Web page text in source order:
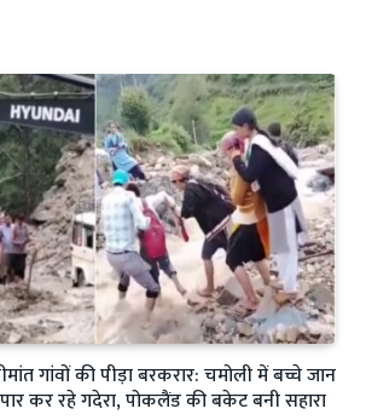
गांवों की पीड़ा बरकरार: चमोली में बच्चे जान
कर रहे गदेरा, पोकलैंड की बकेट बनी सहारा